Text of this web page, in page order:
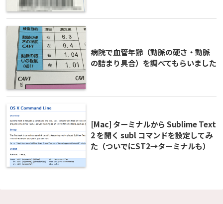
病院で血管年齢（動脈の硬さ・動脈
の詰まり具合）を調べてもらいました
[Mac] ターミナルから Sublime Text
2 を開く subl コマンドを設定してみ
た（ついでにST2→ターミナルも）